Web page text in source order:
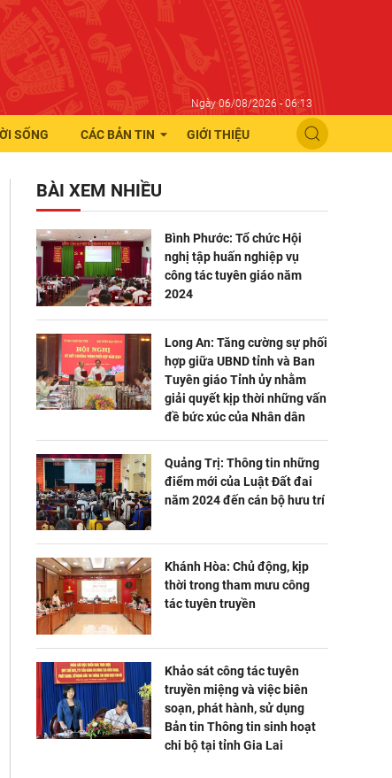
Ngày 06/08/2026 - 06:13
SỐNG CÁC BẢN TIN GIỚI THIỆU
BÀI XEM NHIỀU
Bình Phước: Tổ chức Hội
nghị tập huấn nghiệp vụ
công tác tuyên giáo năm
2024
Long An: Tăng cường sự phối
hợp giữa UBND tỉnh và Ban
Tuyên giáo Tỉnh ủy nhằm
giải quyết kịp thời những vấn
đề bức xúc của Nhân dân
Quảng Trị: Thông tin những
điểm mới của Luật Đất đai
năm 2024 đến cán bộ hưu trí
Khánh Hòa: Chủ động, kịp
thời trong tham mưu công
tác tuyên truyền
Khảo sát công tác tuyên
truyền miệng và việc biên
soạn, phát hành, sử dụng
Bản tin Thông tin sinh hoạt
chi bộ tại tỉnh Gia Lai